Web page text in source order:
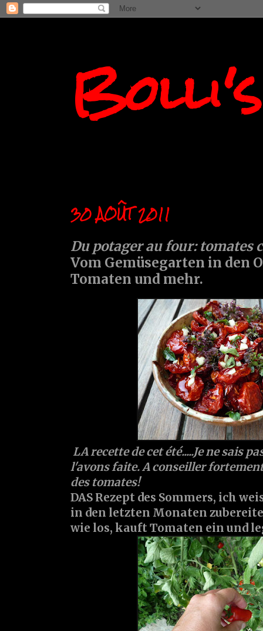
30 AOÛT 2011
Du potager au four: tomates
Vom Gemüsegarten in den
Tomaten und mehr.
LA recette de cet été.....Je ne sais
l'avons faite. A conseiller
des tomates!
DAS Rezept des Sommers, ich
in den letzten Monaten
wie los, kauft Tomaten ein und